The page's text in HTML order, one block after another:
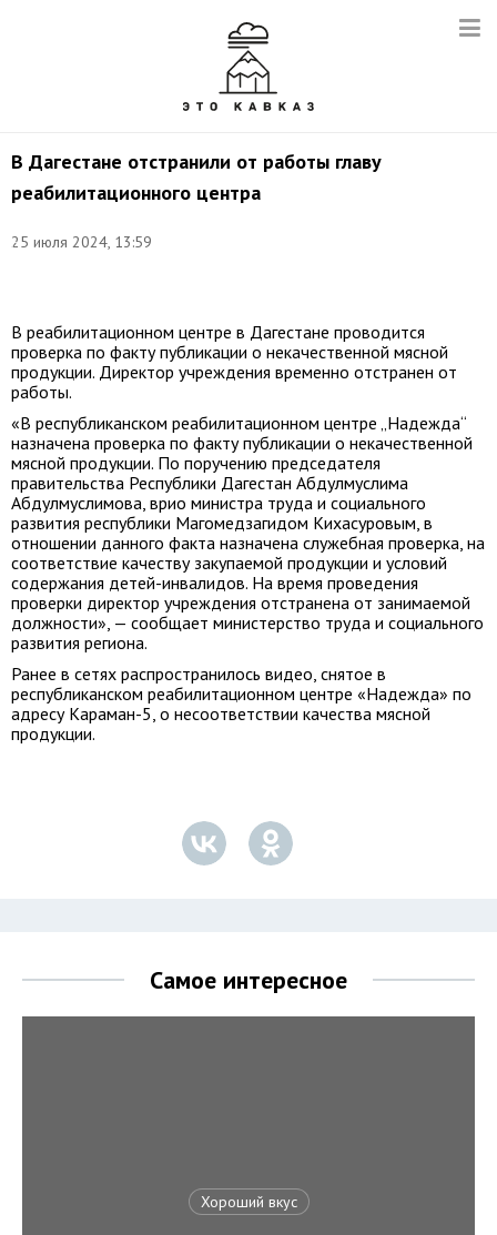
В Дагестане отстранили от работы главу
реабилитационного центра
25 июля 2024, 13:59
с
В реабилитационном центре в Дагестане проводится
проверка по факту публикации о некачественной мясной
продукции. Директор учреждения временно отстранен от
работы.
«В республиканском реабилитационном центре „Надежда“
назначена проверка по факту публикации о некачественной
мясной продукции. По поручению председателя
правительства Республики Дагестан Абдулмуслима
Абдулмуслимова, врио министра труда и социального
развития республики Магомедзагидом Кихасуровым, в
отношении данного факта назначена служебная проверка, на
соответствие качеству закупаемой продукции и условий
содержания детей-инвалидов. На время проведения
проверки директор учреждения отстранена от занимаемой
должности», — сообщает министерство труда и социального
развития региона.
Ранее в сетях распространилось видео, снятое в
республиканском реабилитационном центре «Надежда» по
адресу Караман-5, о несоответствии качества мясной
продукции.
Самое интересное
Хороший вкус